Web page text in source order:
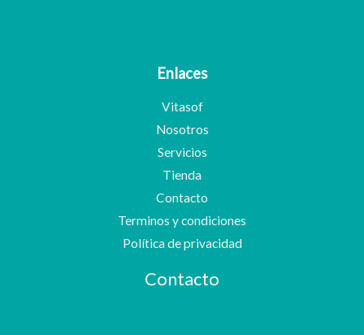
Enlaces
Vitasof
Nosotros
Servicios
Tienda
Contacto
Terminos y condiciones
Política de privacidad
Contacto